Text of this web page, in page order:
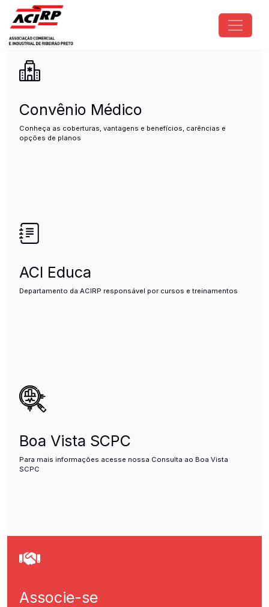
Pular para o conteúdo principal
ACIRP - Associação Comercial
Convênio Médico
Conheça as coberturas, vantagens e benefícios, carências e
opções de planos
ACI Educa
Departamento da ACIRP responsável por cursos e treinamentos
Boa Vista SCPC
Para mais informações acesse nossa Consulta ao Boa Vista
SCPC
Associe-se